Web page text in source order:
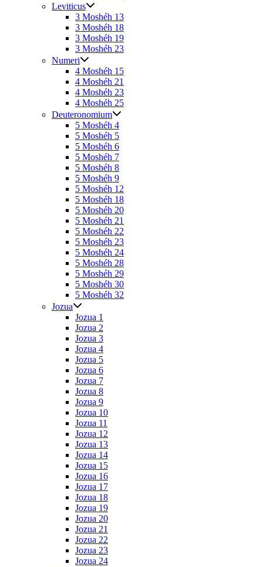
Leviticus
3 Moshéh 13
3 Moshéh 18
3 Moshéh 19
3 Moshéh 23
Numeri
4 Moshéh 15
4 Moshéh 21
4 Moshéh 23
4 Moshéh 25
Deuteronomium
5 Moshéh 4
5 Moshéh 5
5 Moshéh 6
5 Moshéh 7
5 Moshéh 8
5 Moshéh 9
5 Moshéh 12
5 Moshéh 18
5 Moshéh 20
5 Moshéh 21
5 Moshéh 22
5 Moshéh 23
5 Moshéh 24
5 Moshéh 28
5 Moshéh 29
5 Moshéh 30
5 Moshéh 32
Jozua
Jozua 1
Jozua 2
Jozua 3
Jozua 4
Jozua 5
Jozua 6
Jozua 7
Jozua 8
Jozua 9
Jozua 10
Jozua 11
Jozua 12
Jozua 13
Jozua 14
Jozua 15
Jozua 16
Jozua 17
Jozua 18
Jozua 19
Jozua 20
Jozua 21
Jozua 22
Jozua 23
Jozua 24